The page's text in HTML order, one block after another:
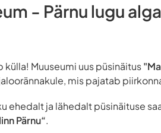
- Pärnu lugu
külla! Muuseumi uus püsinäitus
mis pajatab
ehedalt ja lähedalt püsinäituse
Pärnu“.